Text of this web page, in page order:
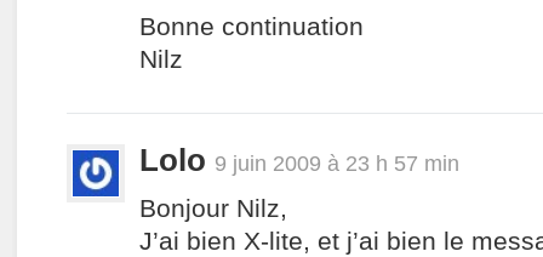
Bonne continuation
Nilz
Lolo 9 juin 2009 à 23 h 57 min
Bonjour Nilz,
J’ai bien X-lite, et j’ai bien le